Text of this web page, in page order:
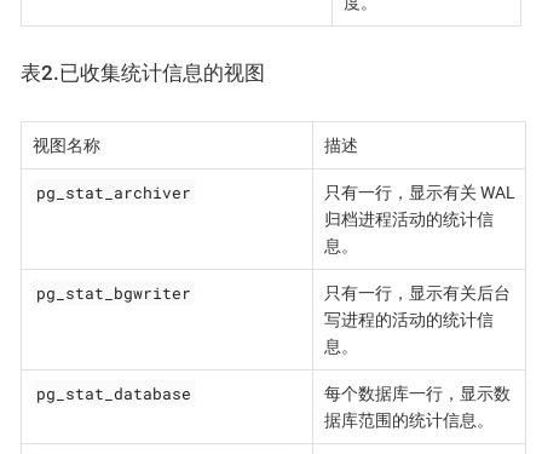
表2.已收集统计信息的视图
视图名称 描述
pg_stat_archiver
只有一行，显示有关 WAL
归档进程活动的统计信
息。
pg_stat_bgwriter
只有一行，显示有关后台
写进程的活动的统计信
息。
pg_stat_database
每个数据库一行，显示数
据库范围的统计信息。